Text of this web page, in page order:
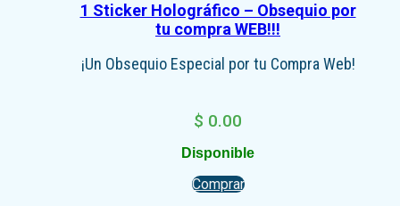
1 Sticker Holográfico – Obsequio por
tu compra WEB!!!
¡Un Obsequio Especial por tu Compra Web!
$ 0.00
Disponible
Comprar